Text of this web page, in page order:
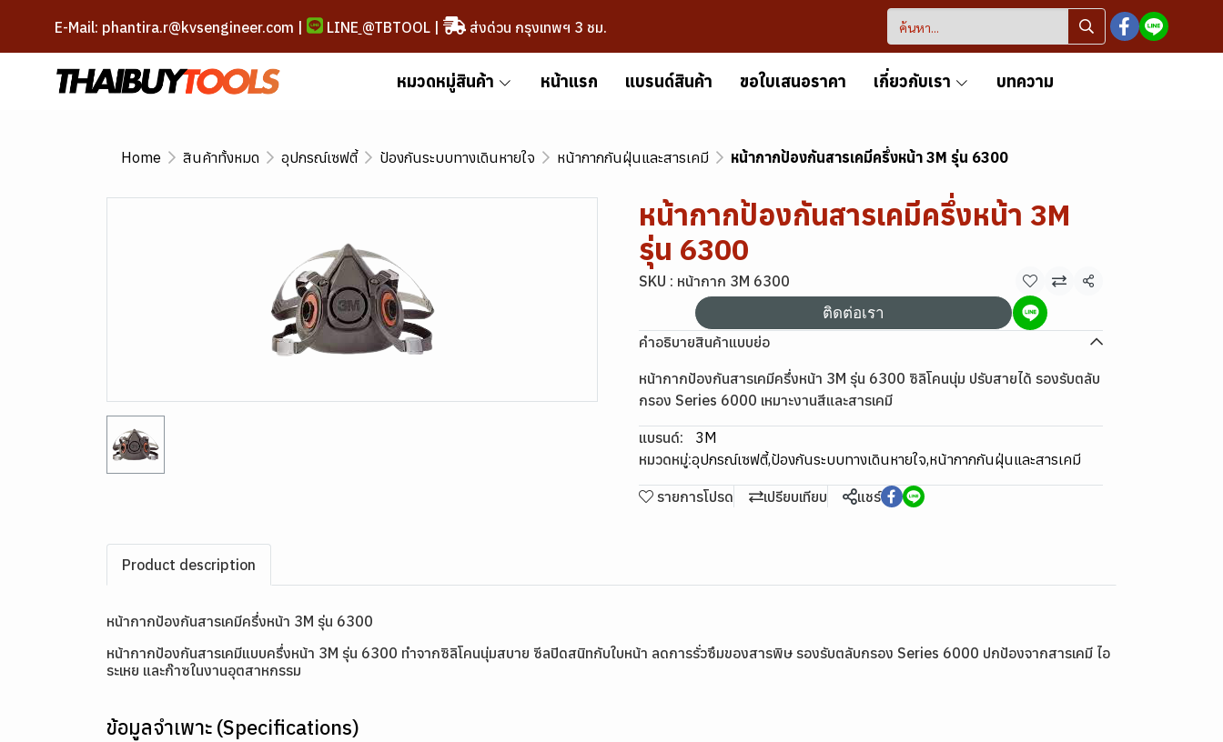
E-Mail: phantira.r@kvsengineer.com | LINE @TBTOOL| ส่งด่วน กรุงเทพฯ 3 ชม.
หมวดหมู่สินค้า หน้าแรก แบรนด์สินค้า ขอใบเสนอราคา เกี่ยวกับเรา บทความ
Home สินค้าทั้งหมด อุปกรณ์เซฟตี้ ป้องกันระบบทางเดินหายใจ หน้ากากกันฝุ่นและสารเคมี หน้ากากป้องกันสารเคมีครึ่งหน้า 3M รุ่น 6300
หน้ากากป้องกันสารเคมีครึ่งหน้า 3M
รุ่น 6300
SKU : หน้ากาก 3M 6300
แชร์
ติดต่อเรา
คำอธิบายสินค้าแบบย่อ
หน้ากากป้องกันสารเคมีครึ่งหน้า 3M รุ่น 6300 ซิลิโคนนุ่ม ปรับสายได้ รองรับตลับ
กรอง Series 6000 เหมาะงานสีและสารเคมี
แบรนด์:
3M
หมวดหมู่:อุปกรณ์เซฟตี้,ป้องกันระบบทางเดินหายใจ,หน้ากากกันฝุ่นและสารเคมี
รายการโปรด เปรียบเทียบ แชร์
Product description
หน้ากากป้องกันสารเคมีครึ่งหน้า 3M รุ่น 6300
หน้ากากป้องกันสารเคมีแบบครึ่งหน้า 3M รุ่น 6300 ทำจากซิลิโคนนุ่มสบาย ซีลปิดสนิทกับใบหน้า ลดการรั่วซึมของสารพิษ รองรับตลับกรอง Series 6000 ปกป้องจากสารเคมี ไอ
ระเหย และก๊าซในงานอุตสาหกรรม
ข้อมูลจำเพาะ (Specifications)